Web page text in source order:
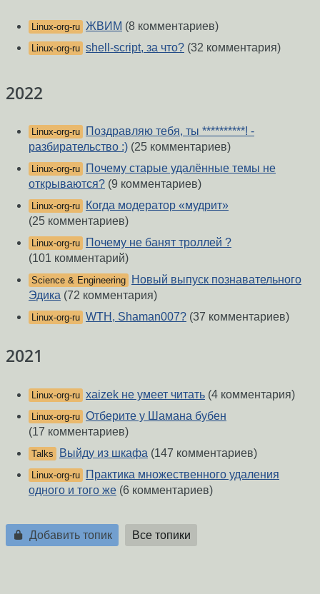
Linux-org-ru ЖВИМ (8 комментариев)
Linux-org-ru shell-script, за что? (32 комментария)
2022
Linux-org-ru
Поздравляю тебя, ты **********! -
разбирательство :) (25 комментариев)
Linux-org-ru
Почему старые удалённые темы не
открываются? (9 комментариев)
Linux-org-ru
Когда модератор «мудрит»
(25 комментариев)
Linux-org-ru
Почему не банят троллей ?
(101 комментарий)
Science & Engineering
Новый выпуск познавательного
Эдика (72 комментария)
Linux-org-ru WTH, Shaman007? (37 комментариев)
2021
Linux-org-ru xaizek не умеет читать (4 комментария)
Linux-org-ru Отберите у Шамана бубен
(17 комментариев)
Talks Выйду из шкафа (147 комментариев)
Linux-org-ru
Практика множественного удаления
одного и того же (6 комментариев)
Добавить топик Все топики